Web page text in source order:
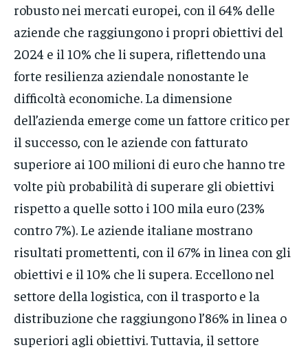
robusto nei mercati europei, con il 64% delle
aziende che raggiungono i propri obiettivi del
2024 e il 10% che li supera, riflettendo una
forte resilienza aziendale nonostante le
difficoltà economiche. La dimensione
dell’azienda emerge come un fattore critico per
il successo, con le aziende con fatturato
superiore ai 100 milioni di euro che hanno tre
volte più probabilità di superare gli obiettivi
rispetto a quelle sotto i 100 mila euro (23%
contro 7%). Le aziende italiane mostrano
risultati promettenti, con il 67% in linea con gli
obiettivi e il 10% che li supera. Eccellono nel
settore della logistica, con il trasporto e la
distribuzione che raggiungono l’86% in linea o
superiori agli obiettivi. Tuttavia, il settore